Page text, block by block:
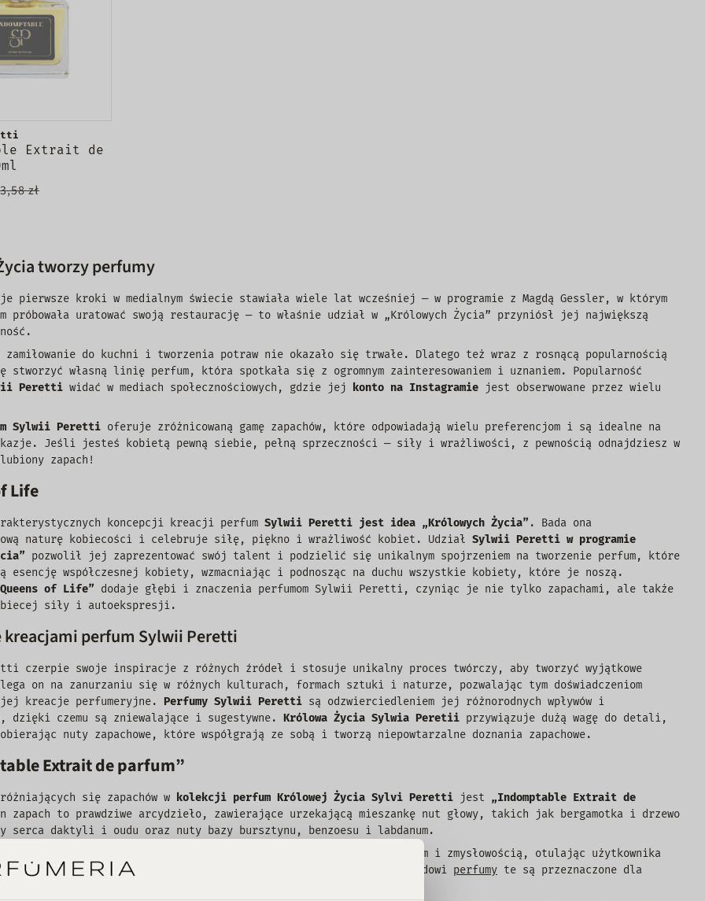
Extrait de
zł
tworzy perfumy
pierwsze kroki w medialnym świecie stawiała wiele lat wcześniej — w programie z Magdą Gessler, w którym
próbowała uratować swoją restaurację — to właśnie udział w „Królowych Życia” przyniósł jej największą
zamiłowanie do kuchni i tworzenia potraw nie okazało się trwałe. Dlatego też wraz z rosnącą popularnością
stworzyć własną linię perfum, która spotkała się z ogromnym zainteresowaniem i uznaniem. Popularność
Peretti widać w mediach społecznościowych, gdzie jej konto na Instagramie jest obserwowane przez wielu
Sylwii Peretti oferuje zróżnicowaną gamę zapachów, które odpowiadają wielu preferencjom i są idealne na
Jeśli jesteś kobietą pewną siebie, pełną sprzeczności — siły i wrażliwości, z pewnością odnajdziesz w
zapach!
Life
koncepcji kreacji perfum Sylwii Peretti jest idea „Królowych Życia” . Bada ona
naturę kobiecości i celebruje siłę, piękno i wrażliwość kobiet. Udział Sylwii Peretti w programie
pozwolił jej zaprezentować swój talent i podzielić się unikalnym spojrzeniem na tworzenie perfum, które
esencję współczesnej kobiety, wzmacniając i podnosząc na duchu wszystkie kobiety, które je noszą.
of Life” dodaje głębi i znaczenia perfumom Sylwii Peretti, czyniąc je nie tylko zapachami, ale także
siły i autoekspresji.
kreacjami perfum Sylwii Peretti
czerpie swoje inspiracje z różnych źródeł i stosuje unikalny proces twórczy, aby tworzyć wyjątkowe
on na zanurzaniu się w różnych kulturach, formach sztuki i naturze, pozwalając tym doświadczeniom
jej kreacje perfumeryjne. Perfumy Sylwii Peretti są odzwierciedleniem jej różnorodnych wpływów i
dzięki czemu są zniewalające i sugestywne. Królowa Życia Sylwia Peretii przywiązuje dużą wagę do detali,
nuty zapachowe, które współgrają ze sobą i tworzą niepowtarzalne doznania zapachowe.
Extrait de parfum”
się zapachów w kolekcji perfum Królowej Życia Sylvi Peretti jest „Indomptable Extrait de
zapach to prawdziwe arcydzieło, zawierające urzekającą mieszankę nut głowy, takich jak bergamotka i drzewo
serca daktyli i oudu oraz nuty bazy bursztynu, benzoesu i labdanum.
jest opisywany jako zapach, który emanuje ciepłem i zmysłowością, otulając użytkownika
i długotrwałym aromatem. Dzięki szykownemu i eleganckiemu wyglądowi perfumy te są przeznaczone dla